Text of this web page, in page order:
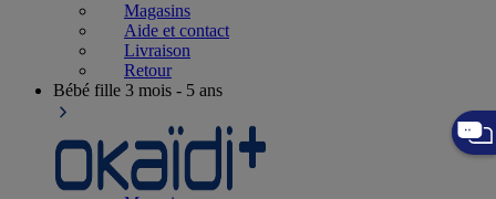
Magasins
Aide et contact
Livraison
Retour
Bébé fille 3 mois - 5 ans